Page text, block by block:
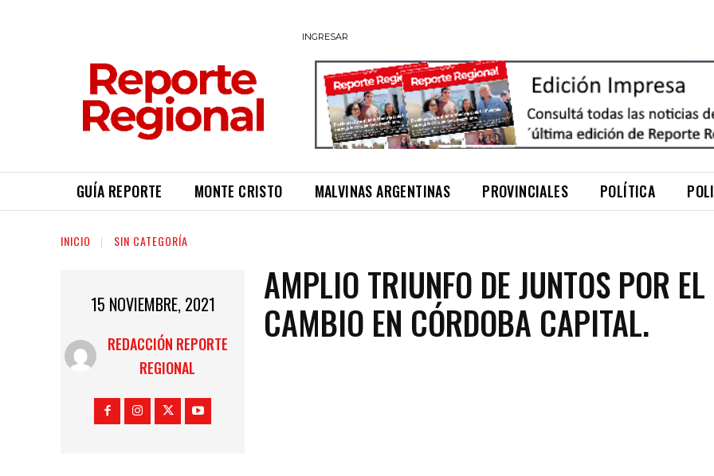
INGRESAR
GUÍA REPORTE MONTE CRISTO MALVINAS ARGENTINAS PROVINCIALES POLÍTICA
INICIO SIN CATEGORÍA
15 NOVIEMBRE, 2021
REDACCIÓN REPORTE
REGIONAL
AMPLIO TRIUNFO DE JUNTOS POR EL
CAMBIO EN CÓRDOBA CAPITAL.